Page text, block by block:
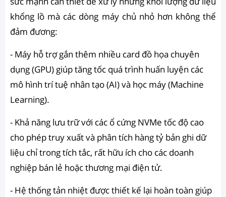
khổng lồ mà các dòng máy chủ nhỏ hơn không thể
đảm đương:
- Máy hỗ trợ gắn thêm nhiều card đồ họa chuyên
dụng (GPU) giúp tăng tốc quá trình huấn luyện các
mô hình trí tuệ nhân tạo (AI) và học máy (Machine
Learning).
- Khả năng lưu trữ với các ổ cứng NVMe tốc độ cao
cho phép truy xuất và phân tích hàng tỷ bản ghi dữ
liệu chỉ trong tích tắc, rất hữu ích cho các doanh
nghiệp bán lẻ hoặc thương mại điện tử.
- Hệ thống tản nhiệt được thiết kế lại hoàn toàn giúp